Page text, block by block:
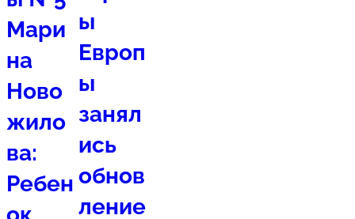
Мари
на
Ново
жило
ва:
Ребен
ы
Европ
ы
занял
ись
обнов
ление